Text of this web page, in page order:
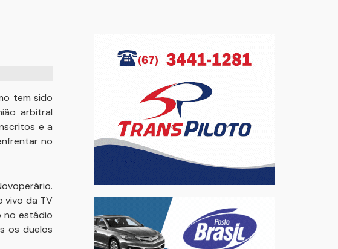
tem sido
arbitral
e a
no
vivo da TV
no estádio
os duelos